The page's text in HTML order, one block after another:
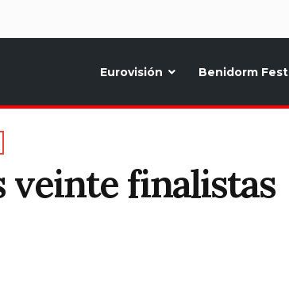
Eurovisión Benidorm Fest
veinte finalistas